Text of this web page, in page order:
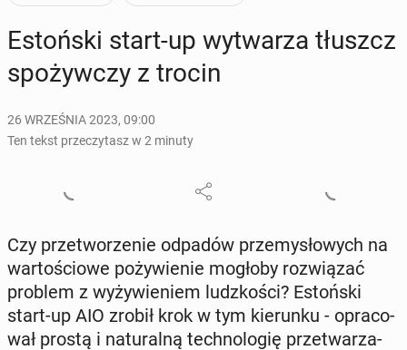
Es­toń­ski start-up wy­twa­rza tłuszcz
spo­żyw­czy z trocin
26 WRZEŚNIA 2023, 09:00
Ten tekst przeczytasz w 2 minuty
Czy prze­two­rze­nie odpadów prze­my­sło­wych na
war­to­ścio­we po­ży­wie­nie mogłoby roz­wią­zać
problem z wy­ży­wie­niem ludz­ko­ści? Es­toń­ski
start-up AIO zrobił krok w tym kie­run­ku - opra­co­
wał prostą i na­tu­ral­ną tech­no­lo­gię prze­twa­rza­